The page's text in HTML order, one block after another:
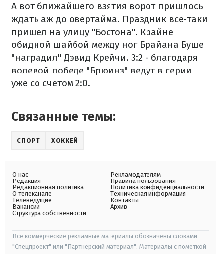
А вот ближайшего взятия ворот пришлось
ждать аж до овертайма. Праздник все-таки
пришел на улицу "Бостона". Крайне
обидной шайбой между ног Брайана Буше
"наградил" Дэвид Крейчи. 3:2 - благодаря
волевой победе "Брюинз" ведут в серии
уже со счетом 2:0.
Связанные темы:
СПОРТ ХОККЕЙ
О нас
Редакция
Редакционная политика
О телеканале
Телеведущие
Вакансии
Структура собственности
Рекламодателям
Правила пользования
Политика конфиденциальности
Техническая информация
Контакты
Архив
Все коммерческие рекламные материалы обозначены словами
"Спецпроект" или "Партнерский материал". Материалы с пометкой